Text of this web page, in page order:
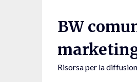
BW
Risorsa per la